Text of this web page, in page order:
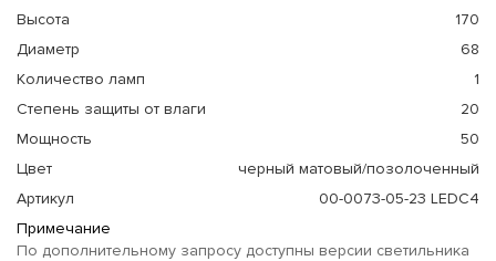
Высота
170
Диаметр
68
Количество ламп
1
Степень защиты от влаги
20
Мощность
50
Цвет
черный матовый/позолоченный
Артикул
00-0073-05-23 LEDC4
Примечание
По дополнительному запросу доступны версии светильника